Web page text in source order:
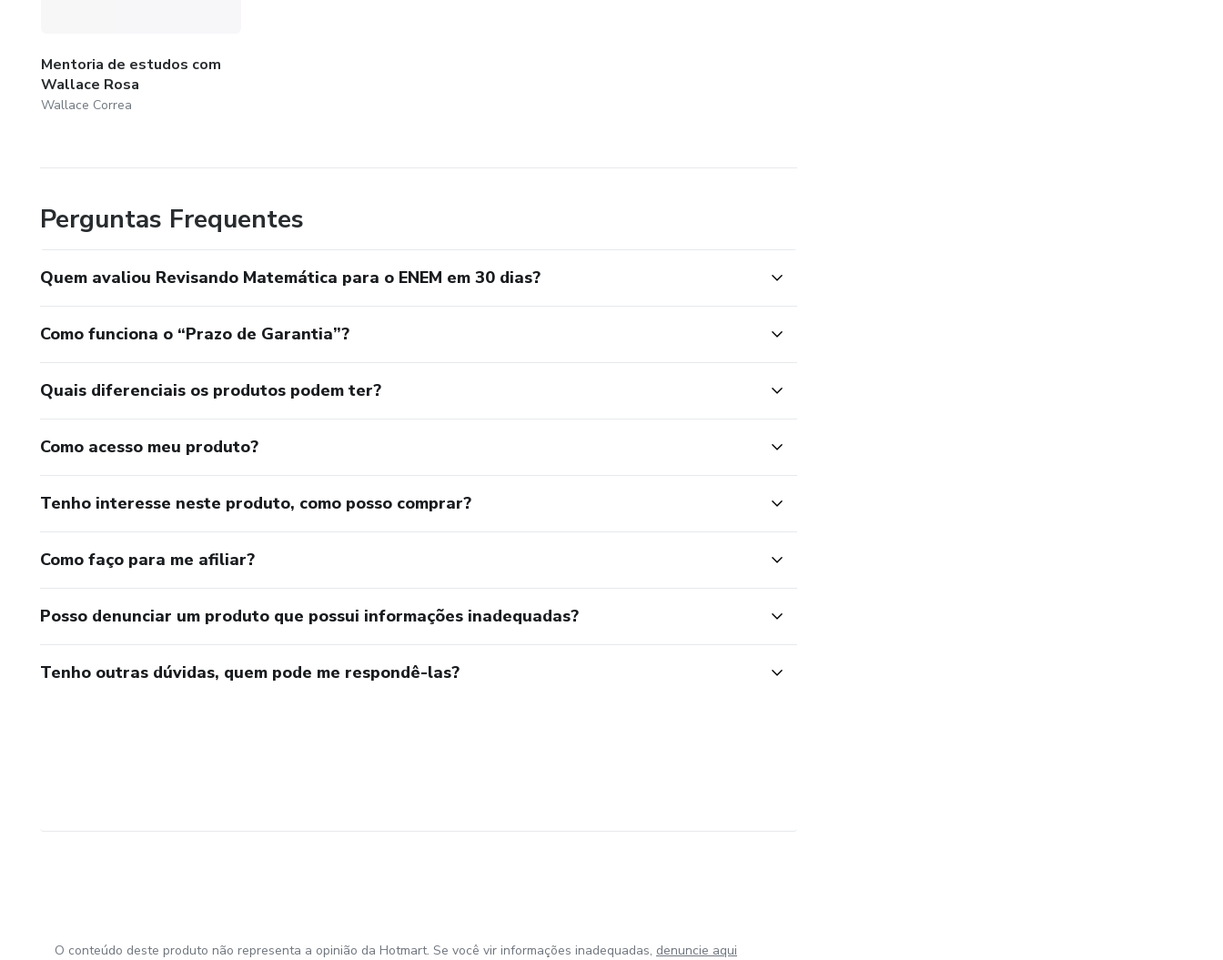
Mentoria de estudos com
Wallace Rosa
Wallace Correa
Perguntas Frequentes
Quem avaliou Revisando Matemática para o ENEM em 30 dias?
Como funciona o “Prazo de Garantia”?
Quais diferenciais os produtos podem ter?
Como acesso meu produto?
Tenho interesse neste produto, como posso comprar?
Como faço para me afiliar?
Posso denunciar um produto que possui informações inadequadas?
Tenho outras dúvidas, quem pode me respondê-las?
O conteúdo deste produto não representa a opinião da Hotmart. Se você vir informações inadequadas, denuncie aqui